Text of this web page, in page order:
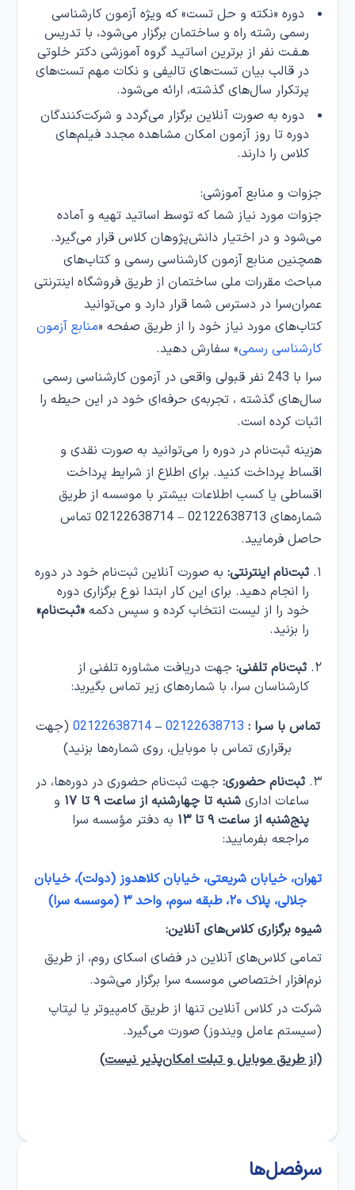
دوره «نکته و حل تست» که ویژه آزمون کارشناسی
رسمی رشته راه و ساختمان برگزار می‌شود، با تدریس
هـفـت نفر از برترین اساتیـد گروه آموزشی دکتر خلوتی
در قالب بیان تست‌های تالیفی و نکات مهم‌ تست‌های
پرتکرار‌ سال‌های گذشته، ارائه می‌شود.
دوره به صورت آنلاین برگزار می‌گردد و شرکت‌کنندگان
دوره تا روز آزمون امکان مشاهده مجدد فیلم‌های
کلاس را دارند.
جزوات و منابع آموزشی:
جزوات مورد نیاز شما که توسط اساتید تهیه و آماده
می‌شود و در اختیار دانش‌پژوهان کلاس قرار می‌گیرد.
همچنین منابع آزمون کارشناسی رسمی و کتاب‌های
مباحث مقررات ملی ساختمان از طریق فروشگاه اینترنتی
عمران‌سرا در دسترس شما قرار دارد و می‌توانید
کتاب‌های مورد نیاز خود را از طریق صفحه «منابع آزمون
کارشناسی رسمی» سفارش دهید.
سرا با 243 نفر قبولی واقعی در آزمون کارشناسی رسمی
سال‌های گذشته ، تجربه‌ی حرفه‌ای خود در این حیطه را
اثبات کرده است.
هزینه ثبت‌نام در دوره‌ را می‌توانید به صورت نقدی و
اقساط پرداخت کنید. برای اطلاع از شرایط پرداخت
اقساطی یا کسب اطلاعات بیشتر با موسسه از طریق
شماره‌های 02122638713 – 02122638714 تماس
حاصل فرمایید.
ثبت‌نام اینترنتی: به صورت آنلاین ثبت‌نام خود در دوره
را انجام دهید. برای این کار ابتدا نوع برگزاری دوره
خود را از لیست انتخاب کرده و سپس دکمه«ثبـت‌نام»
را بزنید.
ثبت‌نام تلفنی: جهت دریافت مشاوره تلفنی از
کارشناسان سرا، با شماره‌های زیر تماس بگیرید:
تماس با سـرا : 02122638713
–
02122638714 (جهت
برقراری تماس با موبایل، روی شماره‌ها بزنید)
ثبت‌نام حضوری: جهت ثبت‌نام حضوری در دوره‌ها، در
ساعات اداریشنبه تا چهارشنبه از ساعت ۹ تا ۱۷
و
پنج‌شنبه از ساعت ۹ تا ۱۳
به دفتر مؤسسه سرا
مراجعه بفرمایید:
تهران، خیابان شریعتی، خیابان کلاهدوز (دولت)، خیابان
جلالی، پلاک ۲۰، طبقه سوم، واحد ۳ (موسسه سرا)
شیوه برگزاری کلاس‌های آنلاین:
تمامی کلاس‌های آنلاین در فضای اسکای روم، از طریق
نرم‌افزار اختصاصی موسسه سرا برگزار می‌شود.
شرکت در کلاس‌ آنلاین تنها از طریق کامپیوتر یا لپتاپ
(سیستم عامل ویندوز) صورت می‌گیرد.
(از طریق موبایل و تبلت امکان‌پذیر نیست)
سرفصل‌ها